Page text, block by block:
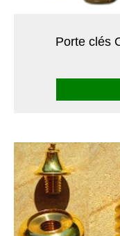
Porte clés